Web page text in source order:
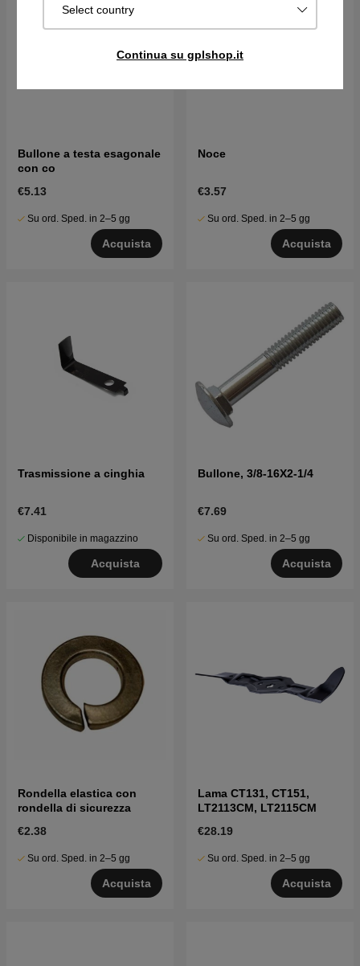
Select country
Continua su gplshop.it
Bullone a testa esagonale
con co
€5.13
Su ord. Sped. in 2–5 gg
Acquista
Noce
€3.57
Su ord. Sped. in 2–5 gg
Acquista
Trasmissione a cinghia
€7.41
Disponibile in magazzino
Acquista
Bullone, 3/8-16X2-1/4
€7.69
Su ord. Sped. in 2–5 gg
Acquista
Rondella elastica con
rondella di sicurezza
€2.38
Su ord. Sped. in 2–5 gg
Acquista
Lama CT131, CT151,
LT2113CM, LT2115CM
€28.19
Su ord. Sped. in 2–5 gg
Acquista